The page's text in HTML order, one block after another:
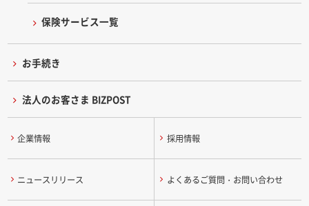
保険サービス一覧
お手続き
法人のお客さま BIZPOST
企業情報 採用情報
ニュースリリース よくあるご質問・お問い合わせ